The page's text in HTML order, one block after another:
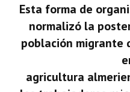
Esta forma de
normalizó la
población migrante
agricultura